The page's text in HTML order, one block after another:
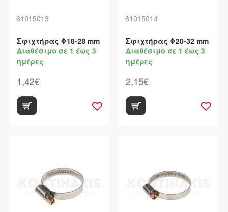
61015013
Σφιχτήρας Φ18-28 mm
Διαθέσιμο σε 1 έως 3
ημέρες
1,42€
61015014
Σφιχτήρας Φ20-32 mm
Διαθέσιμο σε 1 έως 3
ημέρες
2,15€